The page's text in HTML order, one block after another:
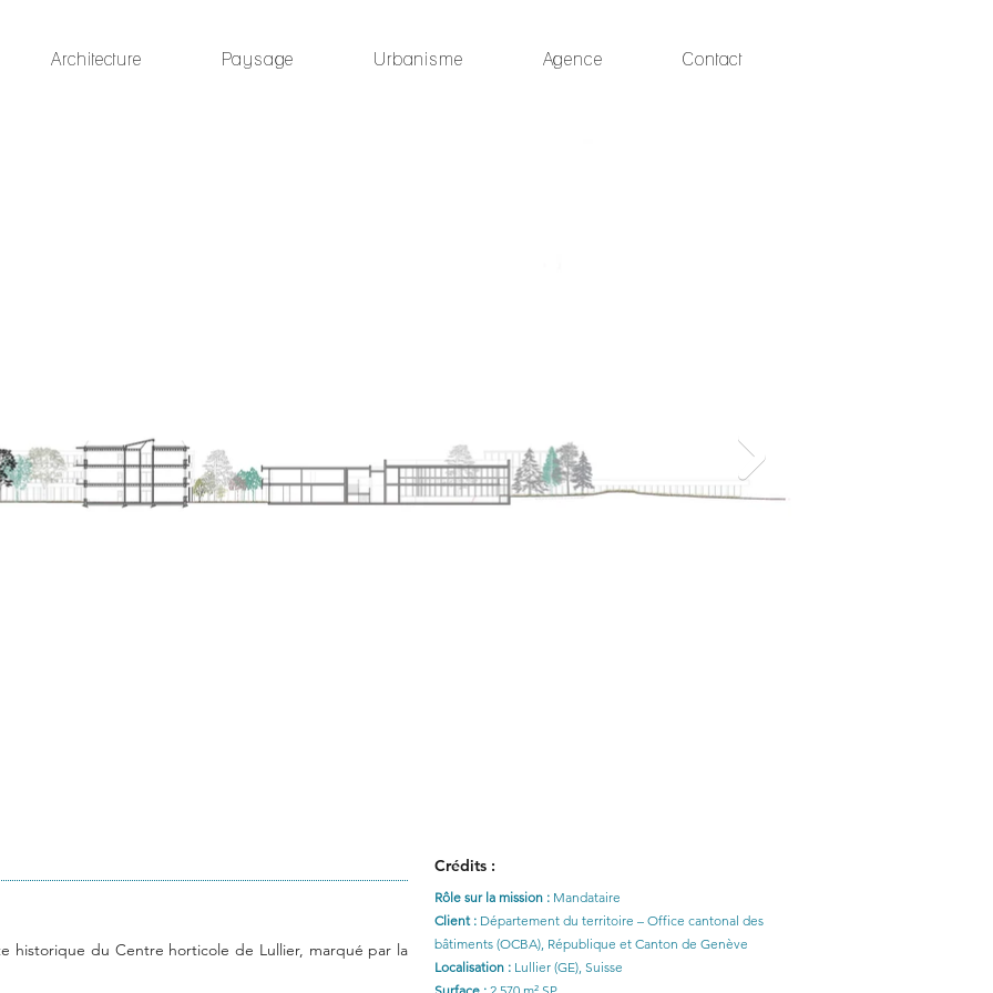
Architecture Paysage Urbanisme Agence Contact
historique du Centre horticole de Lullier, marqué par la
Crédits :
Rôle sur la mission : Mandataire
Client : Département du territoire – Office cantonal des
bâtiments (OCBA), République et Canton de Genève
Localisation : Lullier (GE), Suisse